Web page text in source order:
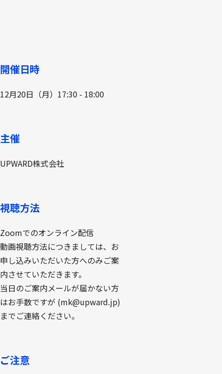
開催日時
12月20日（月）17:30 - 18:00
主催
UPWARD株式会社
視聴方法
Zoomでのオンライン配信
動画視聴方法につきましては、お
申し込みいただいた方へのみご案
内させていただきます。
当日のご案内メールが届かない方
はお手数ですが (mk@upward.jp)
までご連絡ください。
ご注意